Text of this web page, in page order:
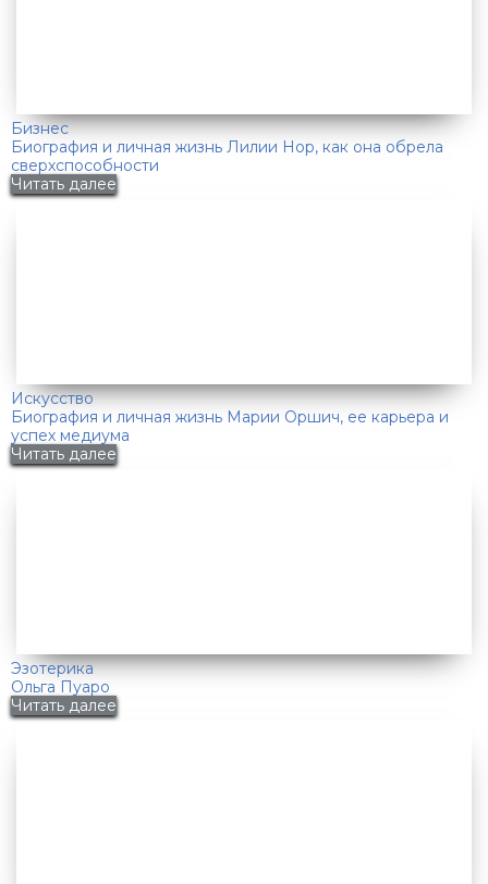
Бизнес
Биография и личная жизнь Лилии Нор, как она обрела
сверхспособности
Читать далее
Искусство
Биография и личная жизнь Марии Оршич, ее карьера и
успех медиума
Читать далее
Эзотерика
Ольга Пуаро
Читать далее